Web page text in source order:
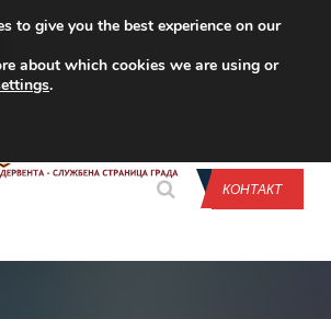
CONTACT US
КОНТАКТ
to give you the best experience on our
about which cookies we are using or
.